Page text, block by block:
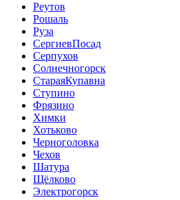
Реутов
Рошаль
Руза
СергиевПосад
Серпухов
Солнечногорск
СтараяКупавна
Ступино
Фрязино
Химки
Хотьково
Черноголовка
Чехов
Шатура
Щёлково
Электрогорск